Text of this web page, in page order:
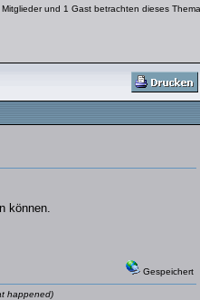
Mitglieder und 1 Gast betrachten dieses Thema.
können.
Gespeichert
happened)